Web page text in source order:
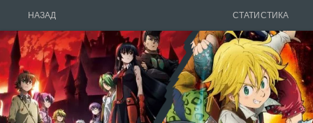
НАЗАД СТАТИСТИКА